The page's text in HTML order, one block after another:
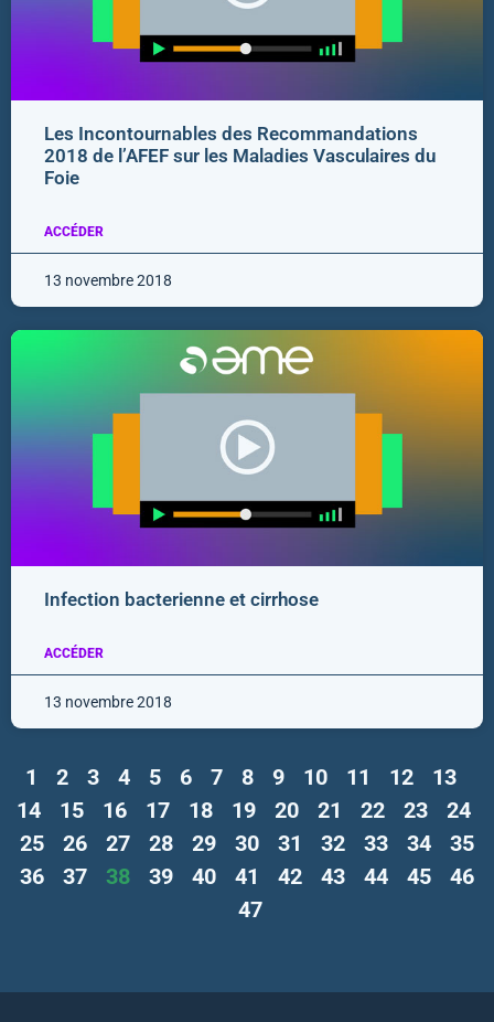
Les Incontournables des Recommandations
2018 de l’AFEF sur les Maladies Vasculaires du
Foie
ACCÉDER
13 novembre 2018
Infection bacterienne et cirrhose
ACCÉDER
13 novembre 2018
1 2 3 4 5 6 7 8 9 10 11 12
13
14
15 16 17 18 19 20 21 22 23
24
25
26 27 28 29 30 31 32 33 34
35
36
37 38 39 40 41 42 43 44 45
46
47